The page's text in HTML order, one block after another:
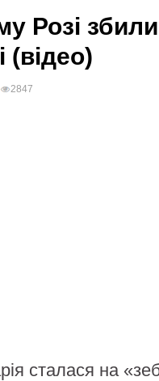
Розі
(відео)
2847
сталася на